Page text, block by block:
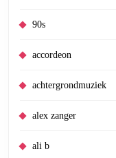
90s
accordeon
achtergrondmuziek
alex zanger
ali b